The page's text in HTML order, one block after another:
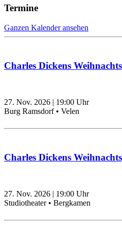
Termine
Ganzen Kalender ansehen
Charles Dickens
27. Nov. 2026 | 19:00 Uhr
Burg Ramsdorf • Velen
Charles Dickens
27. Nov. 2026 | 19:00 Uhr
Studiotheater • Bergkamen